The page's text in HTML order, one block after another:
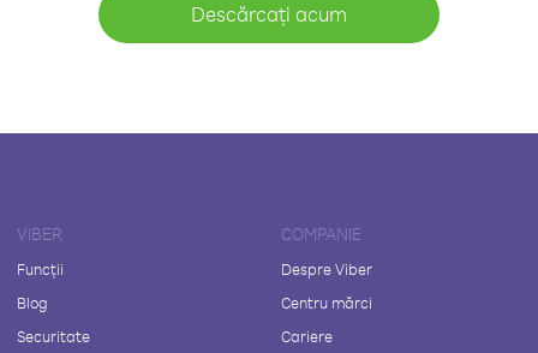
Descărcați acum
VIBER
Funcții
Blog
Securitate
COMPANIE
Despre Viber
Centru mărci
Cariere